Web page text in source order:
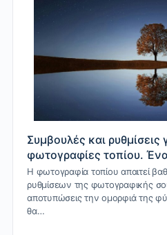
Συμβουλές και ρυθμίσεις
φωτογραφίες τοπίου.
Η φωτογραφία τοπίου απαιτεί
ρυθμίσεων της φωτογραφικής
αποτυπώσεις την ομορφιά της
θα…